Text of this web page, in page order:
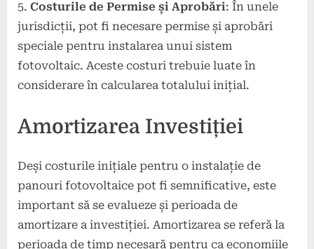
Costurile de Permise și Aprobări: În unele
jurisdicții, pot fi necesare permise și aprobări
speciale pentru instalarea unui sistem
fotovoltaic. Aceste costuri trebuie luate în
considerare în calcularea totalului inițial.
Amortizarea Investiției
Deși costurile inițiale pentru o instalație de
panouri fotovoltaice pot fi semnificative, este
important să se evalueze și perioada de
amortizare a investiției. Amortizarea se referă la
perioada de timp necesară pentru ca economiile